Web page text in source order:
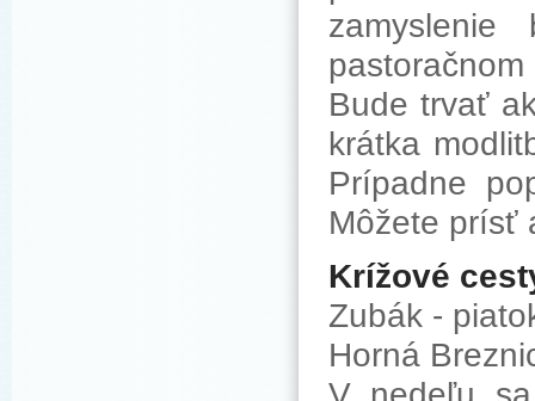
Bude trvať
krátka
Prípadne
Môžete prísť
Krížové
Zubák -
Horná